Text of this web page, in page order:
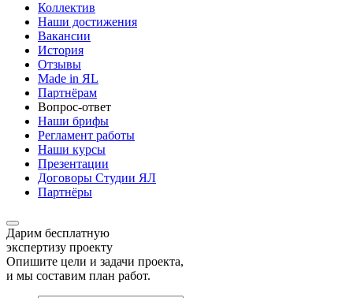
Коллектив
Наши достижения
Вакансии
История
Отзывы
Made in ЯL
Партнёрам
Вопрос-ответ
Наши брифы
Регламент работы
Наши курсы
Презентации
Договоры Студии ЯЛ
Партнёры
Дарим бесплатную
экспертизу проекту
Опишите цели и задачи проекта,
и мы составим план работ.